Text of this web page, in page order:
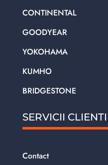
CONTINENTAL
GOODYEAR
YOKOHAMA
KUMHO
BRIDGESTONE
SERVICII CLIENTI
Contact